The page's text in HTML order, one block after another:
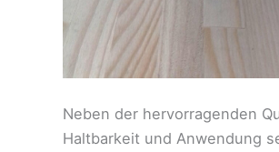
Neben der hervorragenden
Haltbarkeit und Anwendung